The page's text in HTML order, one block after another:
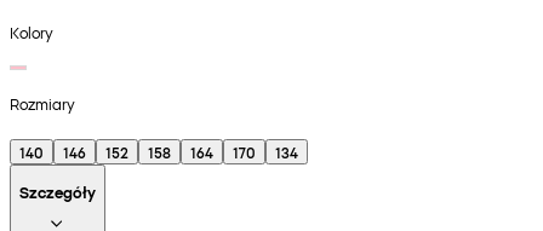
Kolory
Rozmiary
140 146 152 158 164 170
134
Szczegóły